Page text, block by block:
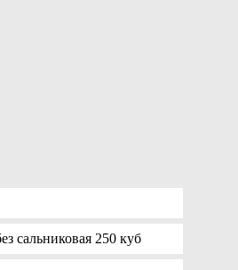
сальниковая 250 куб